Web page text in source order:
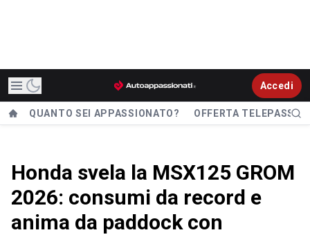
Accedi
QUANTO SEI APPASSIONATO? OFFERTA TELEPASS
Honda svela la MSX125 GROM
2026: consumi da record e
anima da paddock con